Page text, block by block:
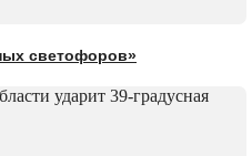
светофоров»